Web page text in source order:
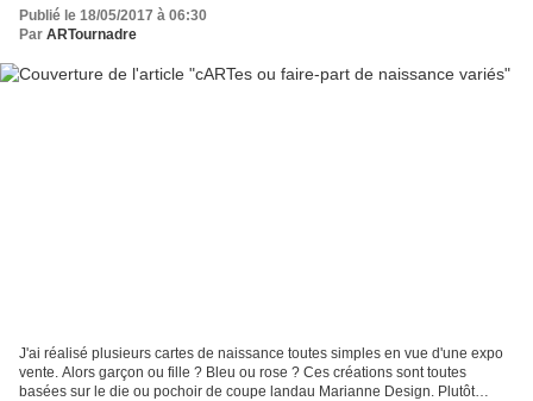
Publié le 18/05/2017 à 06:30
Par ARTournadre
J'ai réalisé plusieurs cartes de naissance toutes simples en vue d'une expo
vente. Alors garçon ou fille ? Bleu ou rose ? Ces créations sont toutes
basées sur le die ou pochoir de coupe landau Marianne Design. Plutôt